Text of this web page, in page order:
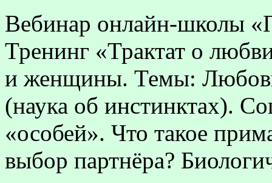
Вебинар онлайн-школы
Тренинг «Трактат о
и женщины. Темы: Любовь
(наука об инстинктах).
«особей». Что такое
выбор партнёра?